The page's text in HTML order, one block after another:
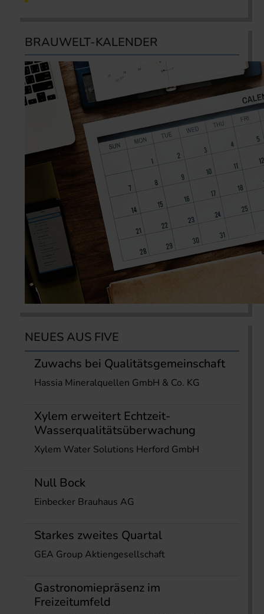
BRAUWELT-KALENDER
NEUES AUS FIVE
Zuwachs bei Qualitätsgemeinschaft
Hassia Mineralquellen GmbH & Co. KG
Xylem erweitert Echtzeit-
Wasserqualitätsüberwachung
Xylem Water Solutions Herford GmbH
Null Bock
Einbecker Brauhaus AG
Starkes zweites Quartal
GEA Group Aktiengesellschaft
Gastronomiepräsenz im
Freizeitumfeld